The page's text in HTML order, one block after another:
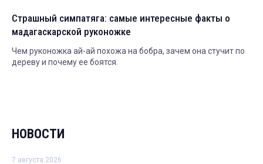
Страшный симпатяга: самые интересные факты о
мадагаскарской руконожке
Чем руконожка ай-ай похожа на бобра, зачем она стучит по
дереву и почему ее боятся.
НОВОСТИ
7 августа 2026